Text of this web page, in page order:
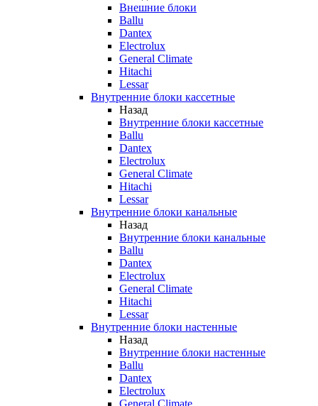
Внешние блоки
Ballu
Dantex
Electrolux
General Climate
Hitachi
Lessar
Внутренние блоки кассетные
Назад
Внутренние блоки кассетные
Ballu
Dantex
Electrolux
General Climate
Hitachi
Lessar
Внутренние блоки канальные
Назад
Внутренние блоки канальные
Ballu
Dantex
Electrolux
General Climate
Hitachi
Lessar
Внутренние блоки настенные
Назад
Внутренние блоки настенные
Ballu
Dantex
Electrolux
General Climate